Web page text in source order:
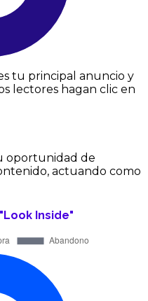
tu principal anuncio y
lectores hagan clic en
oportunidad de
actuando como